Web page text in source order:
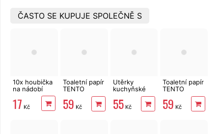
ČASTO SE KUPUJE SPOLEČNĚ S
10x houbička
na nádobí
17 Kč
Toaletní papír
TENTO
3vrstvý 8 rolí,
144 m
59 Kč
Utěrky
kuchyňské
TENTO Extra
Strong
3vrstvé, 2
55Kč
Toaletní papír
TENTO
Ellegance
Pink 3vrstvý
8 rolí, 144 m
59 Kč